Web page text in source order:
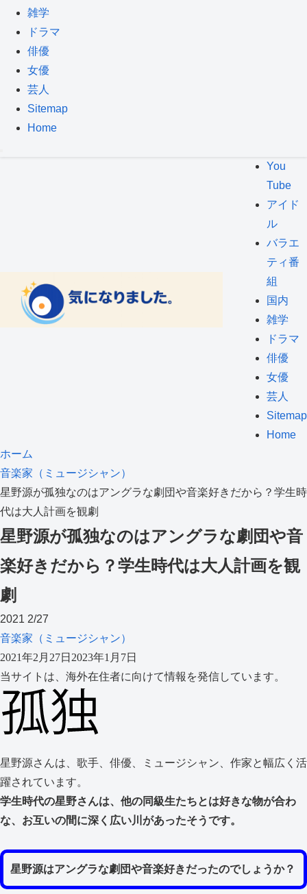
雑学
ドラマ
俳優
女優
芸人
Sitemap
Home
You
Tube
アイド
ル
バラエ
ティ番
組
国内
雑学
ドラマ
俳優
女優
芸人
Sitemap
Home
ホーム
音楽家（ミュージシャン）
星野源が孤独なのはアングラな劇団や音楽好きだから？学生時
代は大人計画を観劇
星野源が孤独なのはアングラな劇団や音
楽好きだから？学生時代は大人計画を観
劇
2021 2/27
音楽家（ミュージシャン）
2021年2月27日 2023年1月7日
当サイトは、海外在住者に向けて情報を発信しています。
星野源さんは、歌手、俳優、ミュージシャン、作家と幅広く活
躍されています。
学生時代の星野さんは、他の同級生たちとは好きな物が合わ
な、お互いの間に深く広い川があったそうです。
星野源はアングラな劇団や音楽好きだったのでしょうか？